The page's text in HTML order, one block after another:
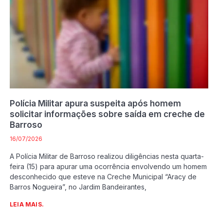
Polícia Militar apura suspeita após homem
solicitar informações sobre saída em creche de
Barroso
16/07/2026
A Polícia Militar de Barroso realizou diligências nesta quarta-
feira (15) para apurar uma ocorrência envolvendo um homem
desconhecido que esteve na Creche Municipal “Aracy de
Barros Nogueira”, no Jardim Bandeirantes,
LEIA MAIS.